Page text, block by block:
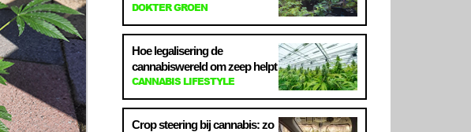
DOKTER GROEN
Hoe legalisering de
cannabiswereld om zeep helpt
CANNABIS LIFESTYLE
Crop steering bij cannabis: zo